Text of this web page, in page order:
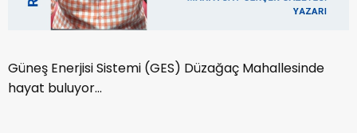
Güneş Enerjisi Sistemi (GES) Düzağaç Mahallesinde
hayat buluyor...